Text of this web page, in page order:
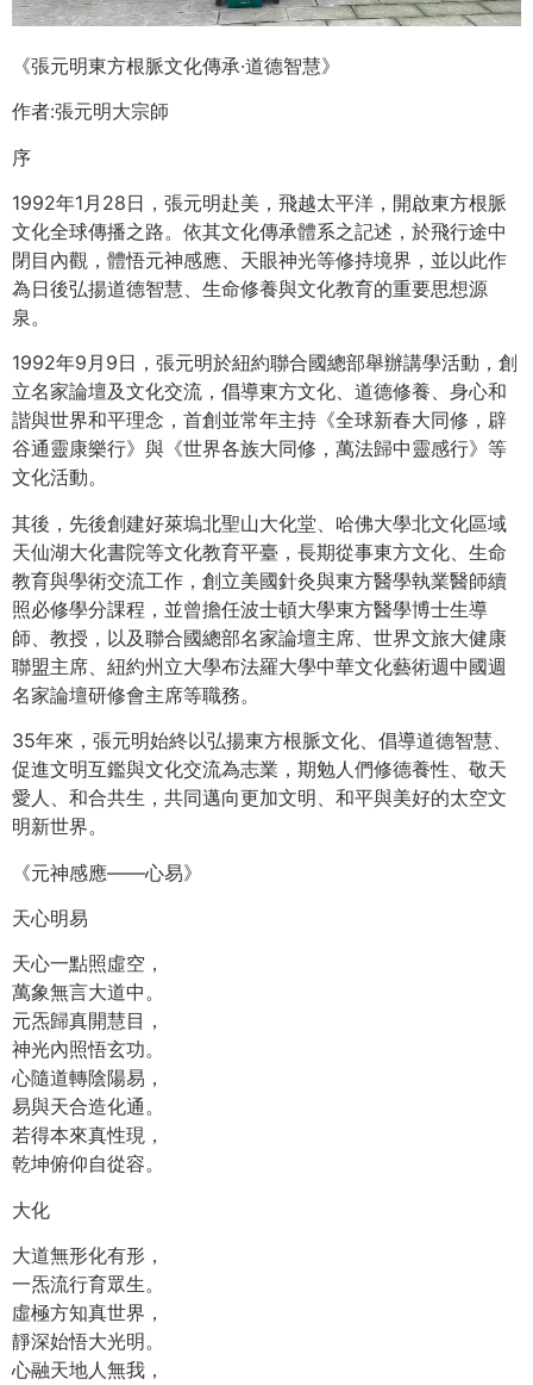
《張元明東方根脈文化傳承·道德智慧》
作者:張元明大宗師
序
1992年1月28日，張元明赴美，飛越太平洋，開啟東方根脈
文化全球傳播之路。依其文化傳承體系之記述，於飛行途中
閉目內觀，體悟元神感應、天眼神光等修持境界，並以此作
為日後弘揚道德智慧、生命修養與文化教育的重要思想源
泉。
1992年9月9日，張元明於紐約聯合國總部舉辦講學活動，創
立名家論壇及文化交流，倡導東方文化、道德修養、身心和
諧與世界和平理念，首創並常年主持《全球新春大同修，辟
谷通靈康樂行》與《世界各族大同修，萬法歸中靈感行》等
文化活動。
其後，先後創建好萊塢北聖山大化堂、哈佛大學北文化區域
天仙湖大化書院等文化教育平臺，長期從事東方文化、生命
教育與學術交流工作，創立美國針灸與東方醫學執業醫師續
照必修學分課程，並曾擔任波士頓大學東方醫學博士生導
師、教授，以及聯合國總部名家論壇主席、世界文旅大健康
聯盟主席、紐約州立大學布法羅大學中華文化藝術週中國週
名家論壇研修會主席等職務。
35年來，張元明始終以弘揚東方根脈文化、倡導道德智慧、
促進文明互鑑與文化交流為志業，期勉人們修德養性、敬天
愛人、和合共生，共同邁向更加文明、和平與美好的太空文
明新世界。
《元神感應——心易》
天心明易
天心一點照虛空，
萬象無言大道中。
元炁歸真開慧目，
神光內照悟玄功。
心隨道轉陰陽易，
易與天合造化通。
若得本來真性現，
乾坤俯仰自從容。
大化
大道無形化有形，
一炁流行育眾生。
虛極方知真世界，
靜深始悟大光明。
心融天地人無我，